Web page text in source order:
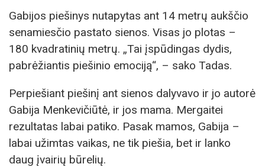
Gabijos piešinys nutapytas ant 14 metrų aukščio
senamiesčio pastato sienos. Visas jo plotas –
180 kvadratinių metrų. „Tai įspūdingas dydis,
pabrėžiantis piešinio emociją“, – sako Tadas.
Perpiešiant piešinį ant sienos dalyvavo ir jo autorė
Gabija Menkevičiūtė, ir jos mama. Mergaitei
rezultatas labai patiko. Pasak mamos, Gabija –
labai užimtas vaikas, ne tik piešia, bet ir lanko
daug įvairių būrelių.